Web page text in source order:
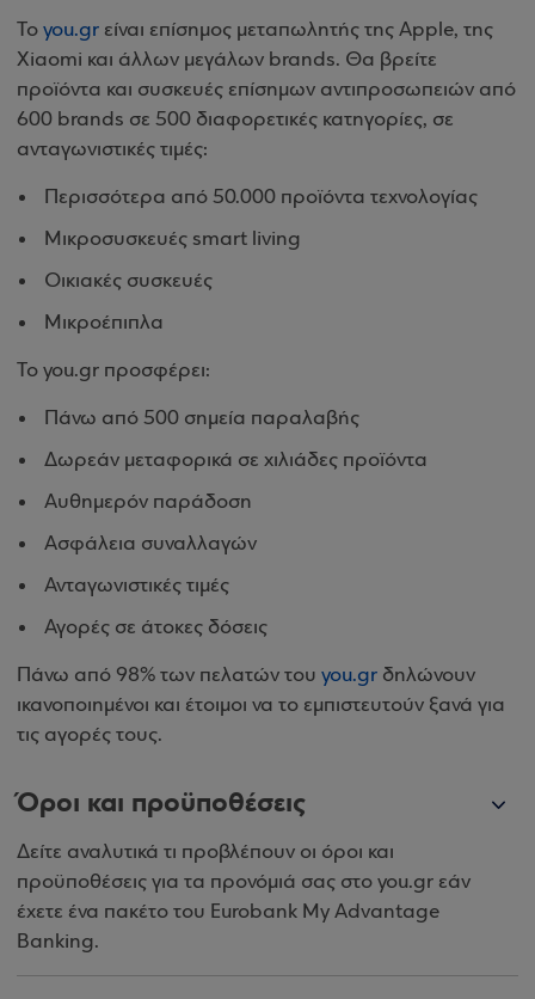
Το you.gr είναι επίσημος μεταπωλητής της Apple, της
Xiaomi και άλλων μεγάλων brands. Θα βρείτε
προϊόντα και συσκευές επίσημων αντιπροσωπειών από
600 brands σε 500 διαφορετικές κατηγορίες, σε
ανταγωνιστικές τιμές:
Περισσότερα από 50.000 προϊόντα τεχνολογίας
Μικροσυσκευές smart living
Οικιακές συσκευές
Μικροέπιπλα
Το you.gr προσφέρει:
Πάνω από 500 σημεία παραλαβής
Δωρεάν μεταφορικά σε χιλιάδες προϊόντα
Αυθημερόν παράδοση
Ασφάλεια συναλλαγών
Ανταγωνιστικές τιμές
Αγορές σε άτοκες δόσεις
Πάνω από 98% των πελατών του you.gr δηλώνουν
ικανοποιημένοι και έτοιμοι να το εμπιστευτούν ξανά για
τις αγορές τους.
Όροι και προϋποθέσεις
Δείτε αναλυτικά τι προβλέπουν οι όροι και
προϋποθέσεις για τα προνόμιά σας στο you.gr εάν
έχετε ένα πακέτο του Eurobank My Advantage
Banking.